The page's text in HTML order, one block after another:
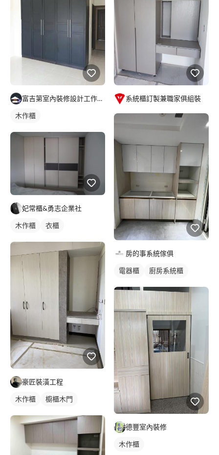
富吉第室內裝修設計工作團隊
木作櫃
妃常櫃&勇志企業社
木作櫃 衣櫃
豪匠裝潢工程
木作櫃 櫥櫃木門
系統櫃訂製兼職家俱組裝
房的事系統傢俱
電器櫃 廚房系統櫃
德豐室內裝修
木作櫃